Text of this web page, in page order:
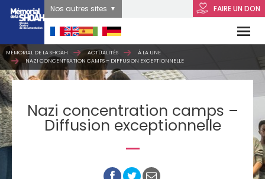
FAIRE UN DON
Nos autres sites
MÉMORIAL DE LA SHOAH ACTUALITÉS
À LA UNE
NAZI CONCENTRATION CAMPS – DIFFUSION EXCEPTIONNELLE
Nazi concentration camps –
Diffusion exceptionnelle